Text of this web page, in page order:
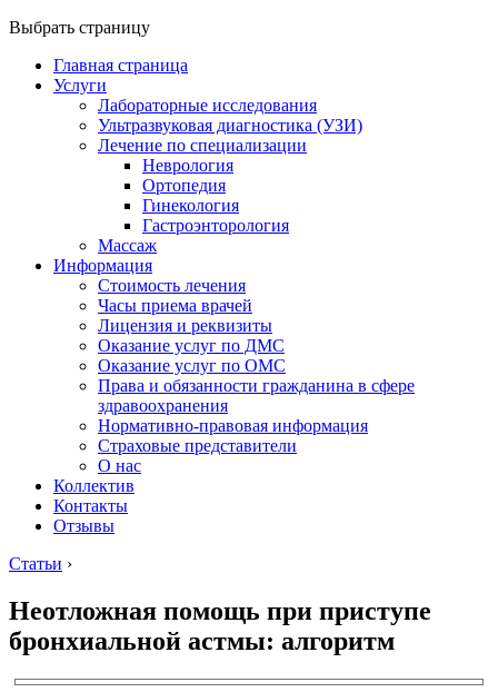
Выбрать страницу
Главная страница
Услуги
Лабораторные исследования
Ультразвуковая диагностика (УЗИ)
Лечение по специализации
Неврология
Ортопедия
Гинекология
Гастроэнторология
Массаж
Информация
Стоимость лечения
Часы приема врачей
Лицензия и реквизиты
Оказание услуг по ДМС
Оказание услуг по ОМС
Права и обязанности гражданина в сфере
здравоохранения
Нормативно-правовая информация
Страховые представители
О нас
Коллектив
Контакты
Отзывы
Статьи ›
Неотложная помощь при приступе
бронхиальной астмы: алгоритм